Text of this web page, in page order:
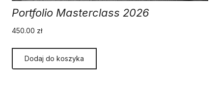
Portfolio Masterclass 2026
450.00 zł
Dodaj do koszyka